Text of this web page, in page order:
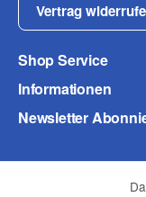
Frage zum Artikel
Ihre Frage
Vertrag
Shop Service
Informationen
Newsletter